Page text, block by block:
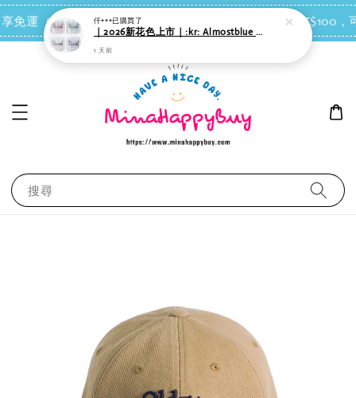
運（台灣離島地區除外） 會員每消費NT$100，
搜尋
仟***已購買了
｜2026新花色上市｜:kr: Almostblue Barogagi Snow 有線耳機｜４款可選
1 天前